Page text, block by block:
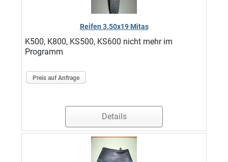
Reifen 3.50x19 Mitas
K500, K800, KS500, KS600 nicht mehr im
Programm
Preis auf Anfrage
Details